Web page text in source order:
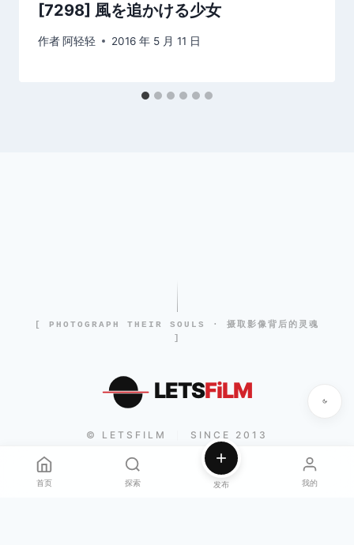
[7298] 風を追かける少女
作者 阿轻轻 2016 年 5 月 11 日
[ PHOTOGRAPH THEIR SOULS · 摄取影像背后的灵魂
]
LETSFiLM
© LETSFILM SINCE 2013
首页 探索 发布 我的